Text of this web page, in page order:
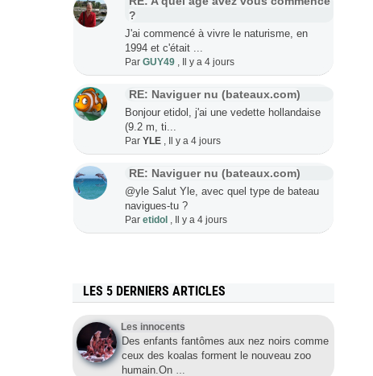
?
J'ai commencé à vivre le naturisme, en
1994 et c'était ...
ParGUY49 , Il y a 4 jours
RE: Naviguer nu (bateaux.com)
Bonjour etidol, j'ai une vedette hollandaise
(9.2 m, ti...
ParYLE , Il y a 4 jours
RE: Naviguer nu (bateaux.com)
@yle Salut Yle, avec quel type de bateau
navigues-tu ?
Paretidol , Il y a 4 jours
LES 5 DERNIERS ARTICLES
Les innocents
Des enfants fantômes aux nez noirs comme
ceux des koalas forment le nouveau zoo
humain.On …